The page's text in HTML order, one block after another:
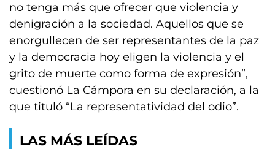
no tenga más que ofrecer que violencia y
denigración a la sociedad. Aquellos que se
enorgullecen de ser representantes de la paz
y la democracia hoy eligen la violencia y el
grito de muerte como forma de expresión”,
cuestionó La Cámpora en su declaración, a la
que tituló “La representatividad del odio”.
LAS MÁS LEÍDAS